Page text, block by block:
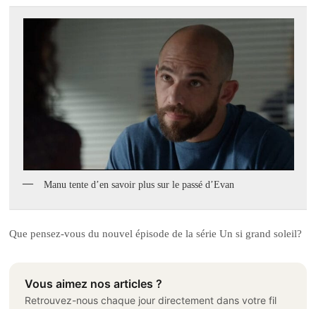
Manu tente d’en savoir plus sur le passé d’Evan
Que pensez-vous du nouvel épisode de la série Un si grand soleil?
Vous aimez nos articles ?
Retrouvez-nous chaque jour directement dans votre fil